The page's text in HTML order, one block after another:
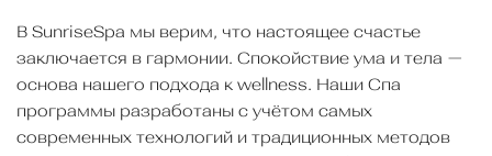
В SunriseSpa мы верим, что настоящее счастье
заключается в гармонии. Спокойствие ума и тела —
основа нашего подхода к wellness. Наши Cпа
программы разработаны с учётом самых
современных технологий и традиционных методов